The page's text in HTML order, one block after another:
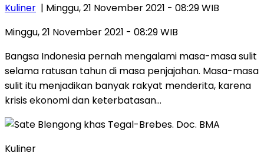
Kuliner | Minggu, 21 November 2021 - 08:29 WIB
Minggu, 21 November 2021 - 08:29 WIB
Bangsa Indonesia pernah mengalami masa-masa sulit
selama ratusan tahun di masa penjajahan. Masa-masa
sulit itu menjadikan banyak rakyat menderita, karena
krisis ekonomi dan keterbatasan…
Kuliner